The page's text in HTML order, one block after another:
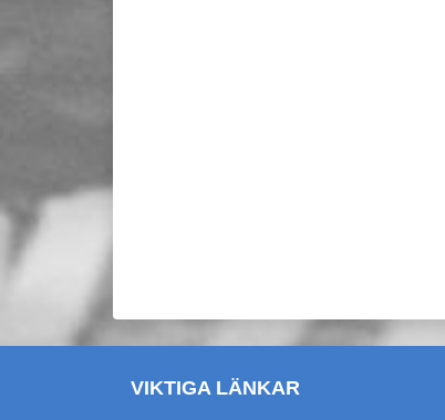
VIKTIGA LÄNKAR